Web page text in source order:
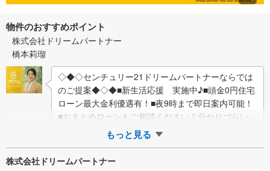
物件のおすすめポイント
株式会社ドリームパートナー
橋本莉瑠
◇◆◇センチュリー21ドリームパートナーならでは
のご提案◆◇◆■新生活応援 実施中♪■頭金0円住宅
ローン最大金利優遇有！■夜9時まで即日案内可能！
■おまとめローンもご相談ください！分かりづらい不
動産のご購入をお客様が安心して進めら…
もっと見る
株式会社ドリームパートナー